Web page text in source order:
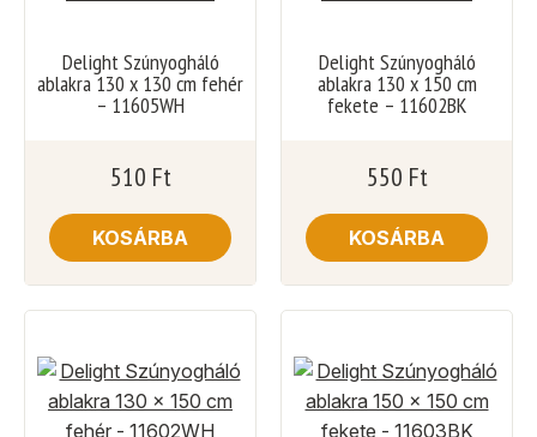
Delight Szúnyogháló
ablakra 130 x 130 cm fehér
– 11605WH
510 Ft
KOSÁRBA
Delight Szúnyogháló
ablakra 130 x 150 cm
fekete – 11602BK
550 Ft
KOSÁRBA